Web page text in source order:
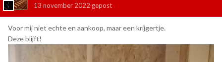
13 november 2022 gepost
Voor mij niet echte en aankoop, maar een krijgertje.
Deze blijft!